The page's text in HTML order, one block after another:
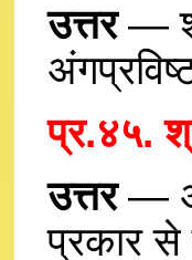
उत्तर—
प्र.४५.
उत्तर—
प्रकार